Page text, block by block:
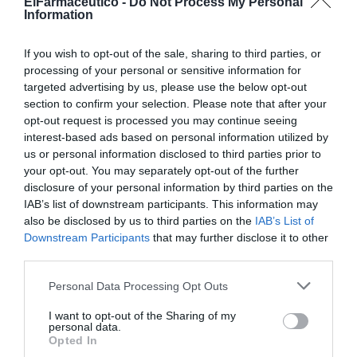
Information
If you wish to opt-out of the sale, sharing to third parties, or
processing of your personal or sensitive information for
targeted advertising by us, please use the below opt-out
section to confirm your selection. Please note that after your
opt-out request is processed you may continue seeing
interest-based ads based on personal information utilized by
us or personal information disclosed to third parties prior to
your opt-out. You may separately opt-out of the further
disclosure of your personal information by third parties on the
IAB’s list of downstream participants. This information may
also be disclosed by us to third parties on the IAB’s List of
Downstream Participants that may further disclose it to other
Personal Data Processing Opt Outs
I want to opt-out of the Sharing of my
personal data.
Opted In
Acuerdos y contactos
Sanidad en diferentes campañas y servicios, y con la
declaración de Utilidad Pública. Trabaja directamente
con la industria farmacéutica y con otras asociaciones
afines realizando campañas de forma conjunta. Con los
farmacéuticos comunitarios se pretende que la relación
vaya a más, ya que su cercanía a la población es un
factor decisivo que permitiría ayudar a más personas
con artritis y a hacer más visible este trastorno.
La artritis en cifras
Datos basados en el estudio de la Sociedad Española de
Reumatología (Episer 2000):
• La artritis reumatoide afecta al 0,3-0,9% de la
población total de España (entre 200.000 y 300.000